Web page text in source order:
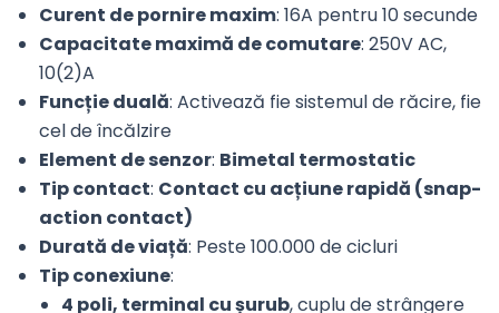
Curent de pornire maxim: 16A pentru 10 secunde
Capacitate maximă de comutare: 250V AC,
10(2)A
Funcție duală: Activează fie sistemul de răcire, fie
cel de încălzire
Element de senzor: Bimetal termostatic
Tip contact: Contact cu acțiune rapidă (snap-
action contact)
Durată de viață: Peste 100.000 de cicluri
Tip conexiune:
4 poli, terminal cu șurub, cuplu de strângere